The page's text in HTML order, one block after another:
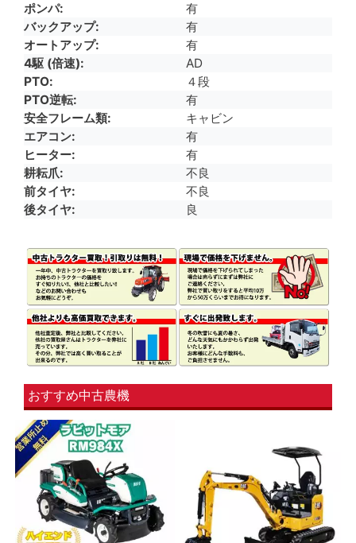
ポンパ
有
バックアップ
有
オートアップ
有
4駆 (倍速)
AD
PTO
４段
PTO逆転
有
安全フレーム類
キャビン
エアコン
有
ヒーター
有
耕耘爪
不良
前タイヤ
不良
後タイヤ
良
おすすめ中古農機